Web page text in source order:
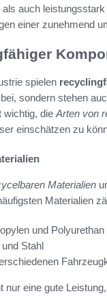
auch
einer zunehmend
spielen
sondern stehen
wichtig, die Arten von
einschätzen zu
Materialien
Materialien
und Polyurethan
Stahl
nur eine gute